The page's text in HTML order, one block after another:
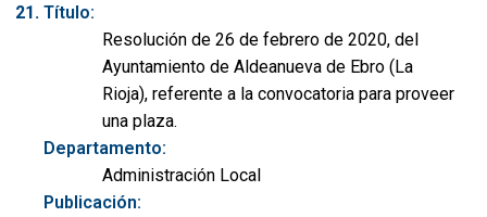
Título:
Resolución de 26 de febrero de 2020, del
Ayuntamiento de Aldeanueva de Ebro (La
Rioja), referente a la convocatoria para proveer
una plaza.
Departamento:
Administración Local
Publicación: